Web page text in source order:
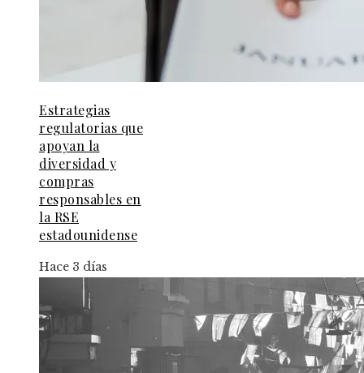
Estrategias
regulatorias que
apoyan la
diversidad y
compras
responsables en
la RSE
estadounidense
Hace 3 días